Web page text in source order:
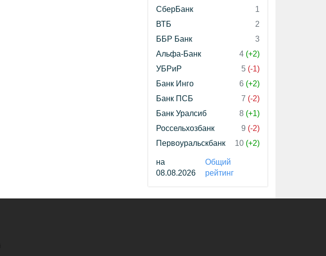
СберБанк
1
ВТБ
2
ББР Банк
3
Альфа-Банк
4 (+2)
УБРиР
5 (-1)
Банк Инго
6 (+2)
Банк ПСБ
7 (-2)
Банк Уралсиб
8 (+1)
Россельхозбанк
9 (-2)
Первоуральскбанк
10 (+2)
на
08.08.2026
Общий
рейтинг